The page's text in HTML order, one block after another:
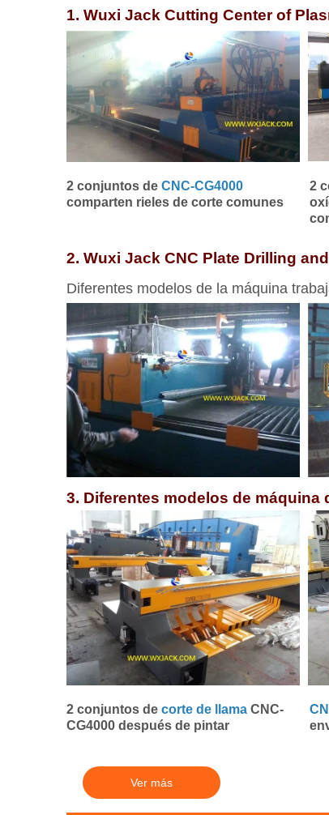
1. Wuxi Jack Cutting Center of
2 conjuntos de CNC-CG4000
comparten rieles de corte comunes
2
2. Wuxi Jack CNC Plate Drilling
Diferentes modelos de la máquina
3. Diferentes modelos de máquina
2 conjuntos de corte de llama CNC-
CG4000 después de pintar
Ver más